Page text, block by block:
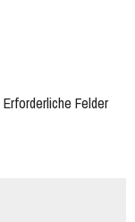
Erforderliche Felder